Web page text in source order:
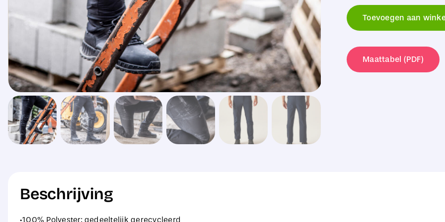
Prolite
Stretch
Toevoegen aan
Maattabel (PDF)
Beschrijving
·100% Polyester; gedeeltelijk gerecycleerd